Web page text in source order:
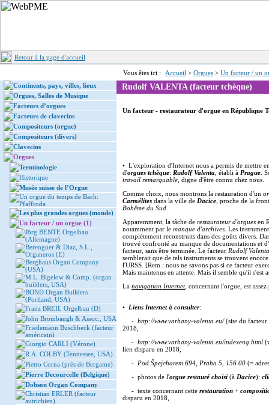
Retour à la page d'accueil
Vous êtes ici : Accueil > Orgues > Un facteur / un
Continents, pays, villes, lieux
Orgues, Salles de Musique
Facteurs d’orgues
Facteurs de clavecins
Compositeurs (orgue)
Compositeurs (divers)
Clavecins
Orgues
Terminologie
Historique
Musée suisse de l’Orgue
Un orgue du temps de Bach:
Pfaffroda
Les plus grandes orgues (monde)
Un facteur / un orgue (1)
Jörg BENTE Orgelbau
(Allemagne)
Berenguer & Diaz, S.L.,
Organeros (E)
Berghaus Organ Company
(USA)
M.L. Bigelow & Comp. (organ
builders, USA)
BOND Organ Builders
(Portland, USA)
Franz BREIL Orgelbau (D)
John Brombaugh & Assoc., USA
Friedemann Buschbeck (facteur
américain)
Giorgio CARLI (Vérone)
R.A. COLBY (Tennessee, USA)
Pietro Corna (près de Bergame)
Pierre Decourcelle (Belgique)
Dobson Organ Company
Christian ERLER (facteur
autrichien)
Rudolf VALENTA (facteur tchèque)
Un facteur - restaurateur d'orgue en République
• L'exploration d'Internet nous a permis de mettre
d'orgues tchèque: Rudolf Valenta , établi à Prague .
travail remarquable , digne d'être connu chez nous.
Comme choix, nous montrons la restauration d'un
Carmélites dans la ville de Dacice , proche de la
Bohême du Sud
Apparemment, la tâche de restaurateur d'orgues en
notamment par le manque d'archives . Les
complètement reconstruits dans des goûts divers.
trouvé confronté au manque de documentations et
facteur, sans être terminée. Le facteur Rudolf
semblerait que de tels instruments se trouvent
l'URSS. [Rem.: nous ne savons pas si ce facteur
Mais maintenus en attente. Mais il semble qu'il s'est
La navigation Internet, concernant l'orgue, est
• Liens Internet à consulter:
- http://www.varhany-valenta.eu/(site du facteur
2018,
- http://www.varhany-valenta.eu/indexeng.html
lien disparu en 2018,
- Pod Špejcharem 694, Praha 5, 156 00 (=
- photos de l'orgue restauré choisi (à Dacice):
- texte concernant cette restauration +
disparu en 2018,